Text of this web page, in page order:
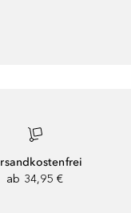
ab 34,95 €